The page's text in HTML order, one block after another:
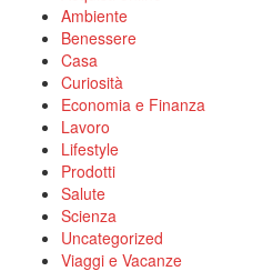
Ambiente
Benessere
Casa
Curiosità
Economia e Finanza
Lavoro
Lifestyle
Prodotti
Salute
Scienza
Uncategorized
Viaggi e Vacanze